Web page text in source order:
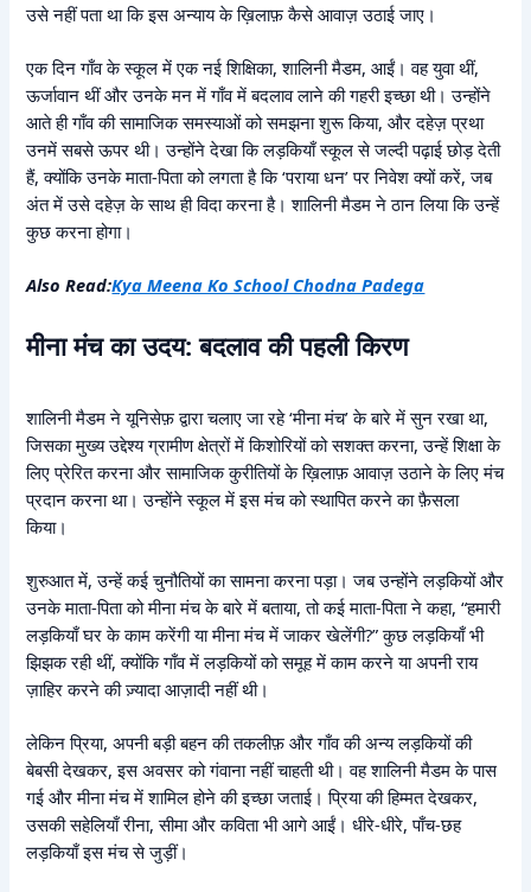
उसे नहीं पता था कि इस अन्याय के ख़िलाफ़ कैसे आवाज़ उठाई जाए।
एक दिन गाँव के स्कूल में एक नई शिक्षिका, शालिनी मैडम, आईं। वह युवा थीं,
ऊर्जावान थीं और उनके मन में गाँव में बदलाव लाने की गहरी इच्छा थी। उन्होंने
आते ही गाँव की सामाजिक समस्याओं को समझना शुरू किया, और दहेज़ प्रथा
उनमें सबसे ऊपर थी। उन्होंने देखा कि लड़कियाँ स्कूल से जल्दी पढ़ाई छोड़ देती
हैं, क्योंकि उनके माता-पिता को लगता है कि ‘पराया धन’ पर निवेश क्यों करें, जब
अंत में उसे दहेज़ के साथ ही विदा करना है। शालिनी मैडम ने ठान लिया कि उन्हें
कुछ करना होगा।
Also Read:Kya Meena Ko School Chodna Padega
मीना मंच का उदय: बदलाव की पहली किरण
शालिनी मैडम ने यूनिसेफ़ द्वारा चलाए जा रहे ‘मीना मंच’ के बारे में सुन रखा था,
जिसका मुख्य उद्देश्य ग्रामीण क्षेत्रों में किशोरियों को सशक्त करना, उन्हें शिक्षा के
लिए प्रेरित करना और सामाजिक कुरीतियों के ख़िलाफ़ आवाज़ उठाने के लिए मंच
प्रदान करना था। उन्होंने स्कूल में इस मंच को स्थापित करने का फ़ैसला
किया।
शुरुआत में, उन्हें कई चुनौतियों का सामना करना पड़ा। जब उन्होंने लड़कियों और
उनके माता-पिता को मीना मंच के बारे में बताया, तो कई माता-पिता ने कहा, “हमारी
लड़कियाँ घर के काम करेंगी या मीना मंच में जाकर खेलेंगी?” कुछ लड़कियाँ भी
झिझक रही थीं, क्योंकि गाँव में लड़कियों को समूह में काम करने या अपनी राय
ज़ाहिर करने की ज़्यादा आज़ादी नहीं थी।
लेकिन प्रिया, अपनी बड़ी बहन की तकलीफ़ और गाँव की अन्य लड़कियों की
बेबसी देखकर, इस अवसर को गंवाना नहीं चाहती थी। वह शालिनी मैडम के पास
गई और मीना मंच में शामिल होने की इच्छा जताई। प्रिया की हिम्मत देखकर,
उसकी सहेलियाँ रीना, सीमा और कविता भी आगे आईं। धीरे-धीरे, पाँच-छह
लड़कियाँ इस मंच से जुड़ीं।